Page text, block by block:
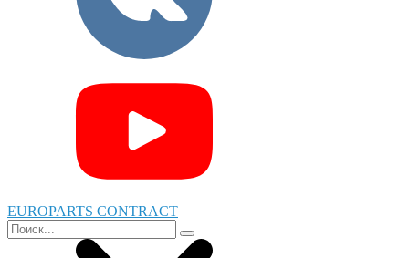
EUROPARTS CONTRACT